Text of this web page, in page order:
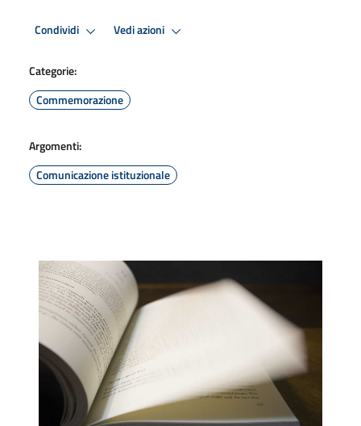
Condividi Vedi azioni
Categorie:
Commemorazione
Argomenti:
Comunicazione istituzionale